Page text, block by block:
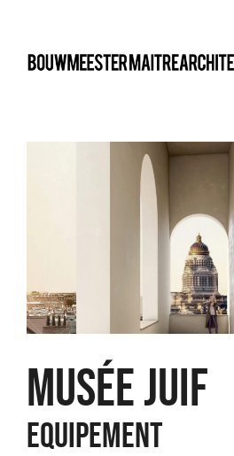
bma
MUSÉE JUIF
Equipement